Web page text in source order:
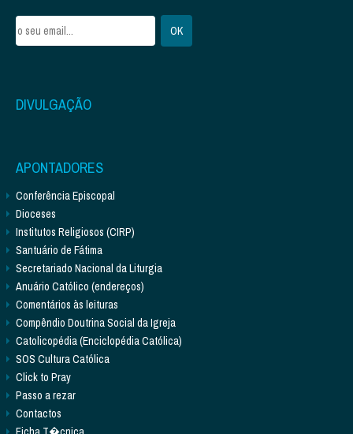
DIVULGAÇÃO
APONTADORES
Conferência Episcopal
Dioceses
Institutos Religiosos (CIRP)
Santuário de Fátima
Secretariado Nacional da Liturgia
Anuário Católico (endereços)
Comentários às leituras
Compêndio Doutrina Social da Igreja
Catolicopédia (Enciclopédia Católica)
SOS Cultura Católica
Click to Pray
Passo a rezar
Contactos